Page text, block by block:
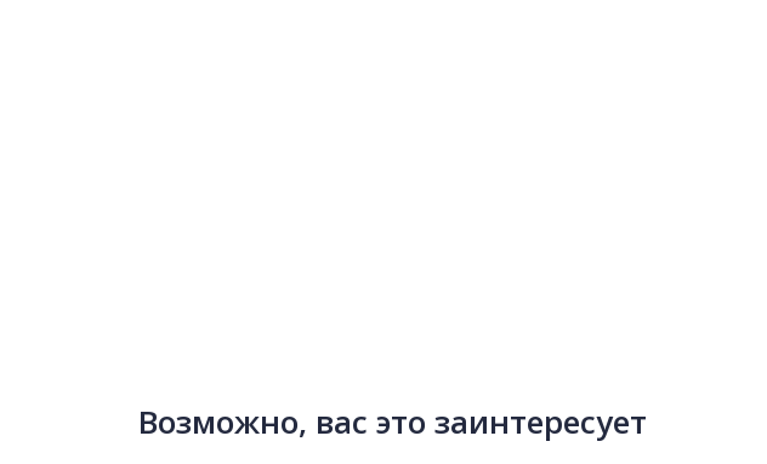
Возможно, вас это заинтересует